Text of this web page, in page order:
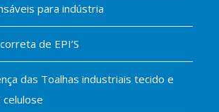
para indústria
de EPI’S
das Toalhas industriais tecido e